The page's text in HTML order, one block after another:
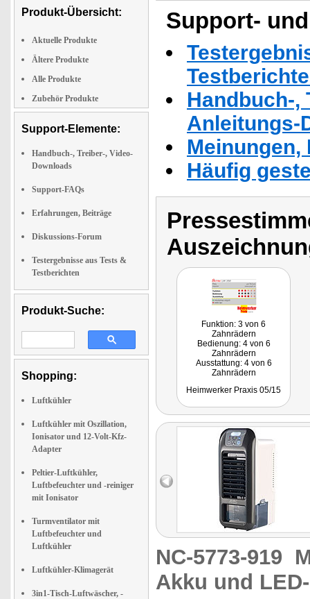
Produkt-Übersicht:
Aktuelle Produkte
Ältere Produkte
Alle Produkte
Zubehör Produkte
Support-Elemente:
Handbuch-, Treiber-, Video-
Downloads
Support-FAQs
Erfahrungen, Beiträge
Diskussions-Forum
Testergebnisse aus Tests &
Testberichten
Produkt-Suche:
Shopping:
Luftkühler
Luftkühler mit Oszillation,
Ionisator und 12-Volt-Kfz-
Adapter
Peltier-Luftkühler,
Luftbefeuchter und -reiniger
mit Ionisator
Turmventilator mit
Luftbefeuchter und
Luftkühler
Luftkühler-Klimagerät
3in1-Tisch-Luftwäscher, -
Support-
Handbuch-,
Anleitungs-
Häufig
Funktion: 3 von 6
Zahnrädern
Bedienung: 4 von 6
Zahnrädern
Ausstattung: 4 von 6
Zahnrädern
Zeitgenossen finden mit
Heimwerker Praxis 05/15
NC-5773-919
Akku und